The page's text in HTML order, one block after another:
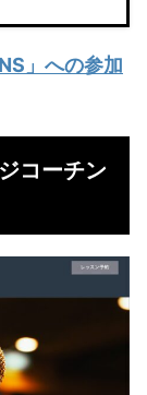
」への参加
コーチン